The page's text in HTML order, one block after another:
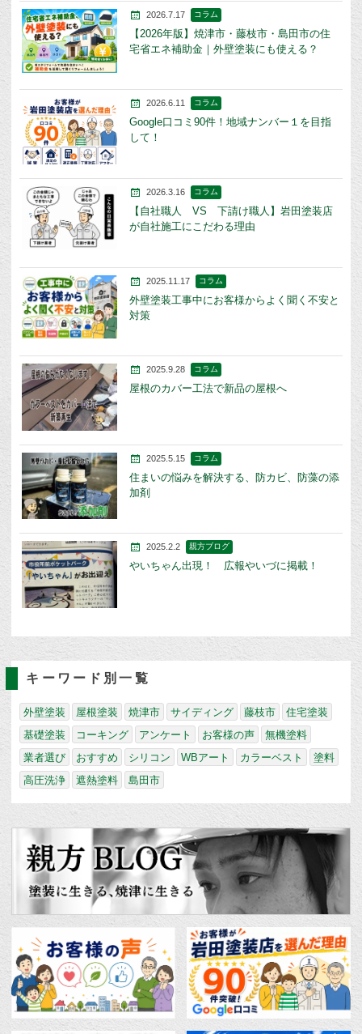
2026.7.17 コラム
【2026年版】焼津市・藤枝市・島田市の住
宅省エネ補助金｜外壁塗装にも使える？
2026.6.11 コラム
Google口コミ90件！地域ナンバー１を目指
して！
2026.3.16 コラム
【自社職人 VS 下請け職人】岩田塗装店
が自社施工にこだわる理由
2025.11.17 コラム
外壁塗装工事中にお客様からよく聞く不安と
対策
2025.9.28 コラム
屋根のカバー工法で新品の屋根へ
2025.5.15 コラム
住まいの悩みを解決する、防カビ、防藻の添
加剤
2025.2.2 親方ブログ
やいちゃん出現！ 広報やいづに掲載！
キーワード別一覧
外壁塗装 屋根塗装 焼津市 サイディング 藤枝市
住宅塗装
基礎塗装
コーキング アンケート お客様の声
無機塗料
業者選び
おすすめ シリコン WBアート カラーベスト
塗料
高圧洗浄
遮熱塗料 島田市